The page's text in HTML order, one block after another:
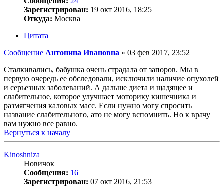
Зарегистрирован: 19 окт 2016, 18:25
Откуда: Москва
Цитата
Сообщение Антонина Ивановна » 03 фев 2017, 23:52
Сталкивались, бабушка очень страдала от запоров. Мы в
первую очередь ее обследовали, исключили наличие опухолей
и серьезных заболеваний. А дальше диета и щадящее и
слабительное, которое улучшает моторику кишечника и
размягчения каловых масс. Если нужно могу спросить
название слабительного, ато не могу вспомнить. Но к врачу
вам нужно все равно.
Вернуться к началу
Kinoshniza
Новичок
Сообщения: 16
Зарегистрирован: 07 окт 2016, 21:53